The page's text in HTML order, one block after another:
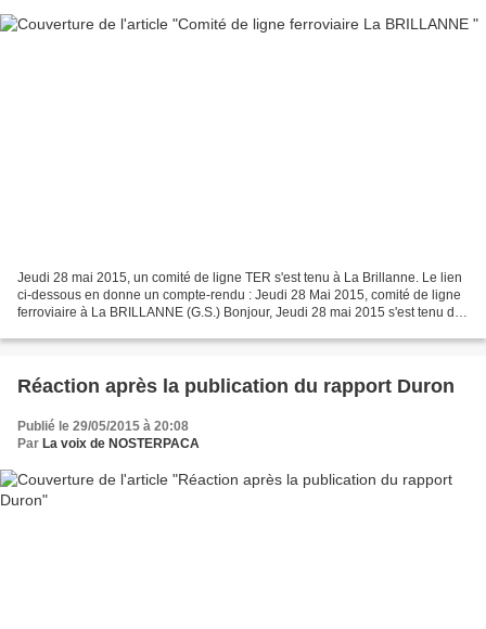
Jeudi 28 mai 2015, un comité de ligne TER s'est tenu à La Brillanne. Le lien
ci-dessous en donne un compte-rendu : Jeudi 28 Mai 2015, comité de ligne
ferroviaire à La BRILLANNE (G.S.) Bonjour, Jeudi 28 mai 2015 s'est tenu dès
Réaction après la publication du rapport Duron
Publié le 29/05/2015 à 20:08
Par La voix de NOSTERPACA